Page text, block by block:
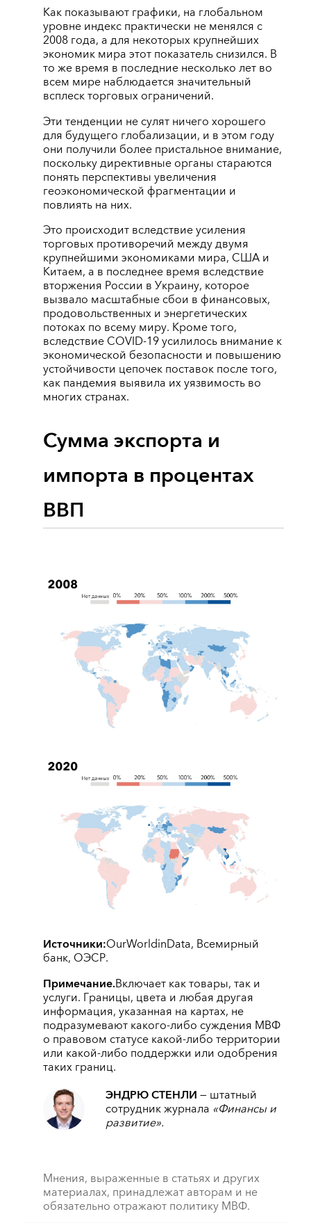
Как показывают графики, на глобальном
уровне индекс практически не менялся с
2008 года, а для некоторых крупнейших
экономик мира этот показатель снизился. В
то же время в последние несколько лет во
всем мире наблюдается значительный
всплеск торговых ограничений.
Эти тенденции не сулят ничего хорошего
для будущего глобализации, и в этом году
они получили более пристальное внимание,
поскольку директивные органы стараются
понять перспективы увеличения
геоэкономической фрагментации и
повлиять на них.
Это происходит вследствие усиления
торговых противоречий между двумя
крупнейшими экономиками мира, США и
Китаем, а в последнее время вследствие
вторжения России в Украину, которое
вызвало масштабные сбои в финансовых,
продовольственных и энергетических
потоках по всему миру. Кроме того,
вследствие COVID-19 усилилось внимание к
экономической безопасности и повышению
устойчивости цепочек поставок после того,
как пандемия выявила их уязвимость во
многих странах.
Сумма экспорта и
импорта в процентах
ВВП
Источники:OurWorldinData, Всемирный
банк, ОЭСР.
Примечание.Включает как товары, так и
услуги. Границы, цвета и любая другая
информация, указанная на картах, не
подразумевают какого-либо суждения МВФ
о правовом статусе какой-либо территории
или какой-либо поддержки или одобрения
таких границ.
ЭНДРЮ СТЕНЛИ—штатный
сотрудник журнала «Финансы и
развитие».
Мнения, выраженные в статьях и других
материалах, принадлежат авторам и не
обязательно отражают политику МВФ.